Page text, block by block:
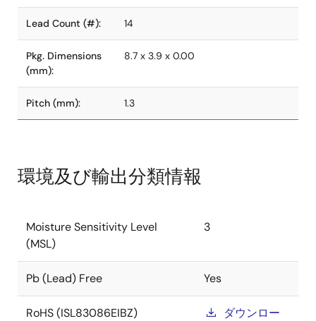
Lead Count (#): 14
Pkg. Dimensions
(mm):
8.7 x 3.9 x 0.00
Pitch (mm): 1.3
環境及び輸出分類情報
Moisture Sensitivity Level
(MSL)
3
Pb (Lead) Free Yes
RoHS (ISL83086EIBZ)
ダウンロー